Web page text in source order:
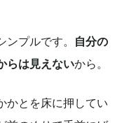
プルです。
自分の
らは見えないから。
かとを床に押してい